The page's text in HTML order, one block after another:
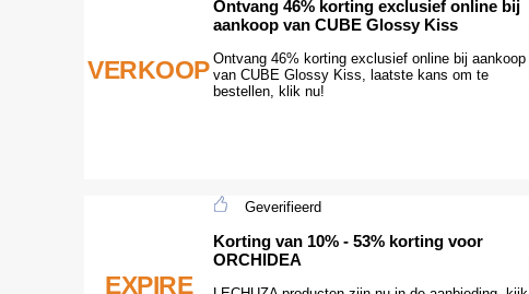
VERKOOP
Ontvang 46% korting exclusief online bij
aankoop van CUBE Glossy Kiss
Ontvang 46% korting exclusief online bij aankoop
van CUBE Glossy Kiss, laatste kans om te
bestellen, klik nu!
EXPIRE
Geverifieerd
Korting van 10% - 53% korting voor
ORCHIDEA